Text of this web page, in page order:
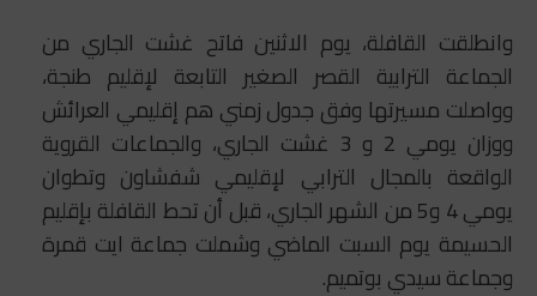
وانطلقت القافلة، يوم الاثنين فاتح غشت الجاري من
الجماعة الترابية القصر الصغير التابعة لإقليم طنجة،
وواصلت مسيرتها وفق جدول زمني هم إقليمي العرائش
ووزان يومي 2 و 3 غشت الجاري، والجماعات القروية
الواقعة بالمجال الترابي لإقليمي شفشاون وتطوان
يومي 4 و5 من الشهر الجاري، قبل أن تحط القافلة بإقليم
الحسيمة يوم السبت الماضي وشملت جماعة ايت قمرة
وجماعة سيدي بوتميم.